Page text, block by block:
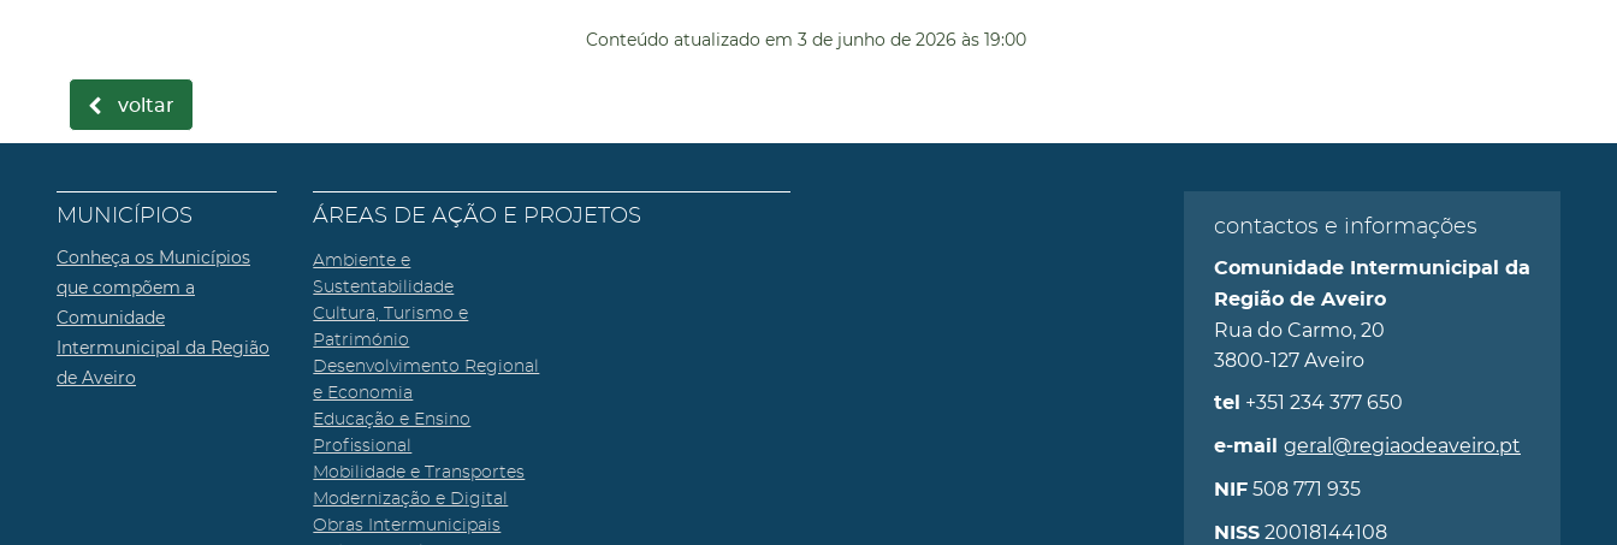
Conteúdo atualizado em 3 de junho de 2026 às 19:00
voltar
MUNICÍPIOS
Conheça os Municípios
que compõem a
Comunidade
Intermunicipal da Região
de Aveiro
ÁREAS DE AÇÃO E PROJETOS
Ambiente e
Sustentabilidade
Cultura, Turismo e
Património
Desenvolvimento Regional
e Economia
Educação e Ensino
Profissional
Mobilidade e Transportes
Modernização e Digital
Obras Intermunicipais
contactos e informações
Comunidade Intermunicipal da
Região de Aveiro
Rua do Carmo, 20
3800-127 Aveiro
tel +351 234 377 650
e-mail geral@regiaodeaveiro.pt
NIF508 771 935
NISS20018144108